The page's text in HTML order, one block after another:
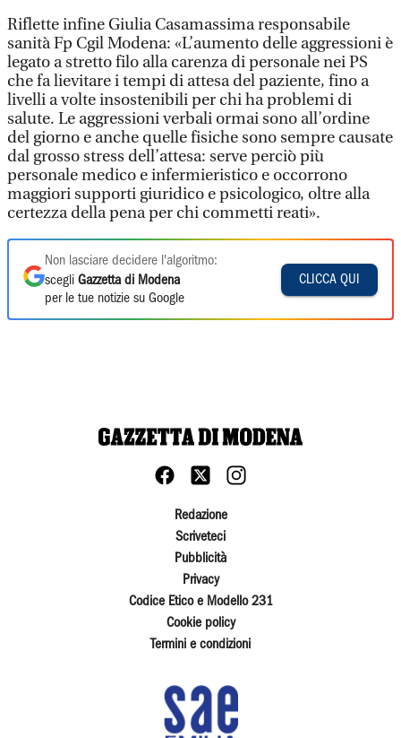
Riflette infine Giulia Casamassima responsabile
sanità Fp Cgil Modena: «L’aumento delle aggressioni è
legato a stretto filo alla carenza di personale nei PS
che fa lievitare i tempi di attesa del paziente, fino a
livelli a volte insostenibili per chi ha problemi di
salute. Le aggressioni verbali ormai sono all’ordine
del giorno e anche quelle fisiche sono sempre causate
dal grosso stress dell’attesa: serve perciò più
personale medico e infermieristico e occorrono
maggiori supporti giuridico e psicologico, oltre alla
certezza della pena per chi commetti reati».
Non lasciare decidere l'algoritmo:
scegli Gazzetta di Modena
per le tue notizie su Google
CLICCA QUI
Redazione
Scriveteci
Pubblicità
Privacy
Codice Etico e Modello 231
Cookie policy
Termini e condizioni